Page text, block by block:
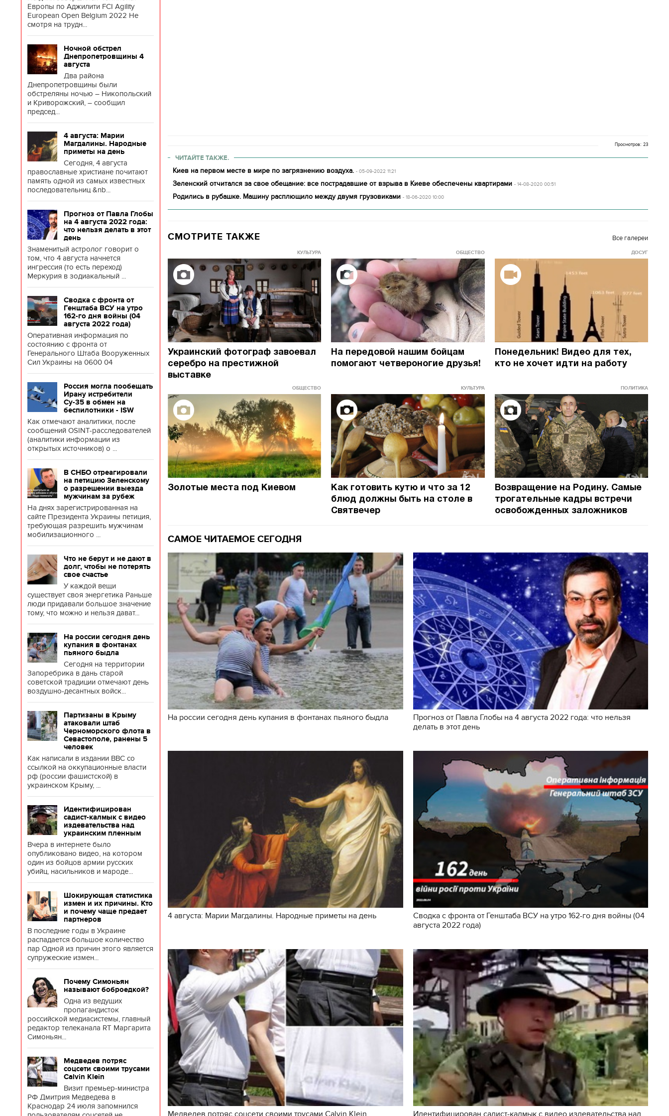
Европы по Аджилити FCI Agility
European Open Belgium 2022 Не
смотря на трудн...
Ночной обстрел
Днепропетровщины 4
августа
Два района
Днепропетровщины были
обстреляны ночью – Никопольский
и Криворожский, – сообщил
председ...
4 августа: Марии
Магдалины. Народные
приметы на день
Сегодня, 4 августа
православные христиане почитают
память одной из самых известных
последовательниц &nb...
Прогноз от Павла Глобы
на 4 августа 2022 года:
что нельзя делать в этот
день
Знаменитый астролог говорит о
том, что 4 августа начнется
ингрессия (то есть переход)
Меркурия в зодиакальный ...
Сводка с фронта от
Генштаба ВСУ на утро
162-го дня войны (04
августа 2022 года)
Оперативная информация по
состоянию с фронта от
Генерального Штаба Вооруженных
Сил Украины на 0600 04
Россия могла пообещать
Ирану истребители
Су-35 в обмен на
беспилотники - ISW
Как отмечают аналитики, после
сообщений OSINT-расследователей
(аналитики информации из
открытых источников) о ...
В СНБО отреагировали
на петицию Зеленскому
о разрешении выезда
мужчинам за рубеж
На днях зарегистрированная на
сайте Президента Украины петиция,
требующая разрешить мужчинам
мобилизационного ...
Что не берут и не дают в
долг, чтобы не потерять
свое счастье
У каждой вещи
существует своя энергетика Раньше
люди придавали большое значение
тому, что можно и нельзя дават...
На россии сегодня день
купания в фонтанах
пьяного быдла
Сегодня на территории
Запоребрика в дань старой
советской традиции отмечают день
воздушно-десантных войск...
Партизаны в Крыму
атаковали штаб
Черноморского флота в
Севастополе, ранены 5
человек
Как написали в издании BBC со
ссылкой на оккупационные власти
рф (россии фашистской) в
украинском Крыму, ...
Идентифицирован
садист-калмык с видео
издевательства над
украинским пленным
Вчера в интернете было
опубликовано видео, на котором
один из бойцов армии русских
убийц, насильников и мароде...
Шокирующая статистика
измен и их причины. Кто
и почему чаще предает
партнеров
В последние годы в Украине
распадается большое количество
пар Одной из причин этого является
супружеские измен...
Почему Симоньян
называют боброедкой?
Одна из ведущих
пропагандисток
российской медиасистемы, главный
редактор телеканала RT Маргарита
Симоньян...
Медведев потряс
соцсети своими трусами
Calvin Klein
Визит премьер-министра
РФ Дмитрия Медведева в
Краснодар 24 июля запомнился
Просмотров: 23
ЧИТАЙТЕ ТАКЖЕ.
Киев на первом месте в мире по загрязнению воздуха. - 05-09-2022 11:21
Зеленский отчитался за свое обещание: все пострадавшие от взрыва в Киеве обеспечены квартирами - 14-08-2020 00:51
Родились в рубашке. Машину расплющило между двумя грузовиками - 18-06-2020 10:00
СМОТРИТЕ ТАКЖЕ Все галереи
КУЛЬТУРА
12.01.2023
Украинский фотограф завоевал
серебро на престижной
выставке
ОБЩЕСТВО
23.06.2022
На передовой нашим бойцам
помогают четвероногие друзья!
ДОСУГ
22.06.2020
Понедельник! Видео для тех,
кто не хочет идти на работу
ОБЩЕСТВО
19.06.2020
Золотые места под Киевом
КУЛЬТУРА
04.01.2018
Как готовить кутю и что за 12
блюд должны быть на столе в
Святвечер
ПОЛИТИКА
28.12.2017
Возвращение на Родину. Самые
трогательные кадры встречи
освобожденных заложников
САМОЕ ЧИТАЕМОЕ СЕГОДНЯ
На россии сегодня день купания в фонтанах пьяного быдла
Прогноз от Павла Глобы на 4 августа 2022 года: что нельзя
делать в этот день
4 августа: Марии Магдалины. Народные приметы на день
Сводка с фронта от Генштаба ВСУ на утро 162-го дня войны (04
августа 2022 года)
Медведев потряс соцсети своими трусами Calvin Klein Идентифицирован садист-калмык с видео издевательства над